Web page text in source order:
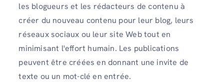
les blogueurs et les rédacteurs de contenu à
créer du nouveau contenu pour leur blog, leurs
réseaux sociaux ou leur site Web tout en
minimisant l'effort humain. Les publications
peuvent être créées en donnant une invite de
texte ou un mot-clé en entrée.